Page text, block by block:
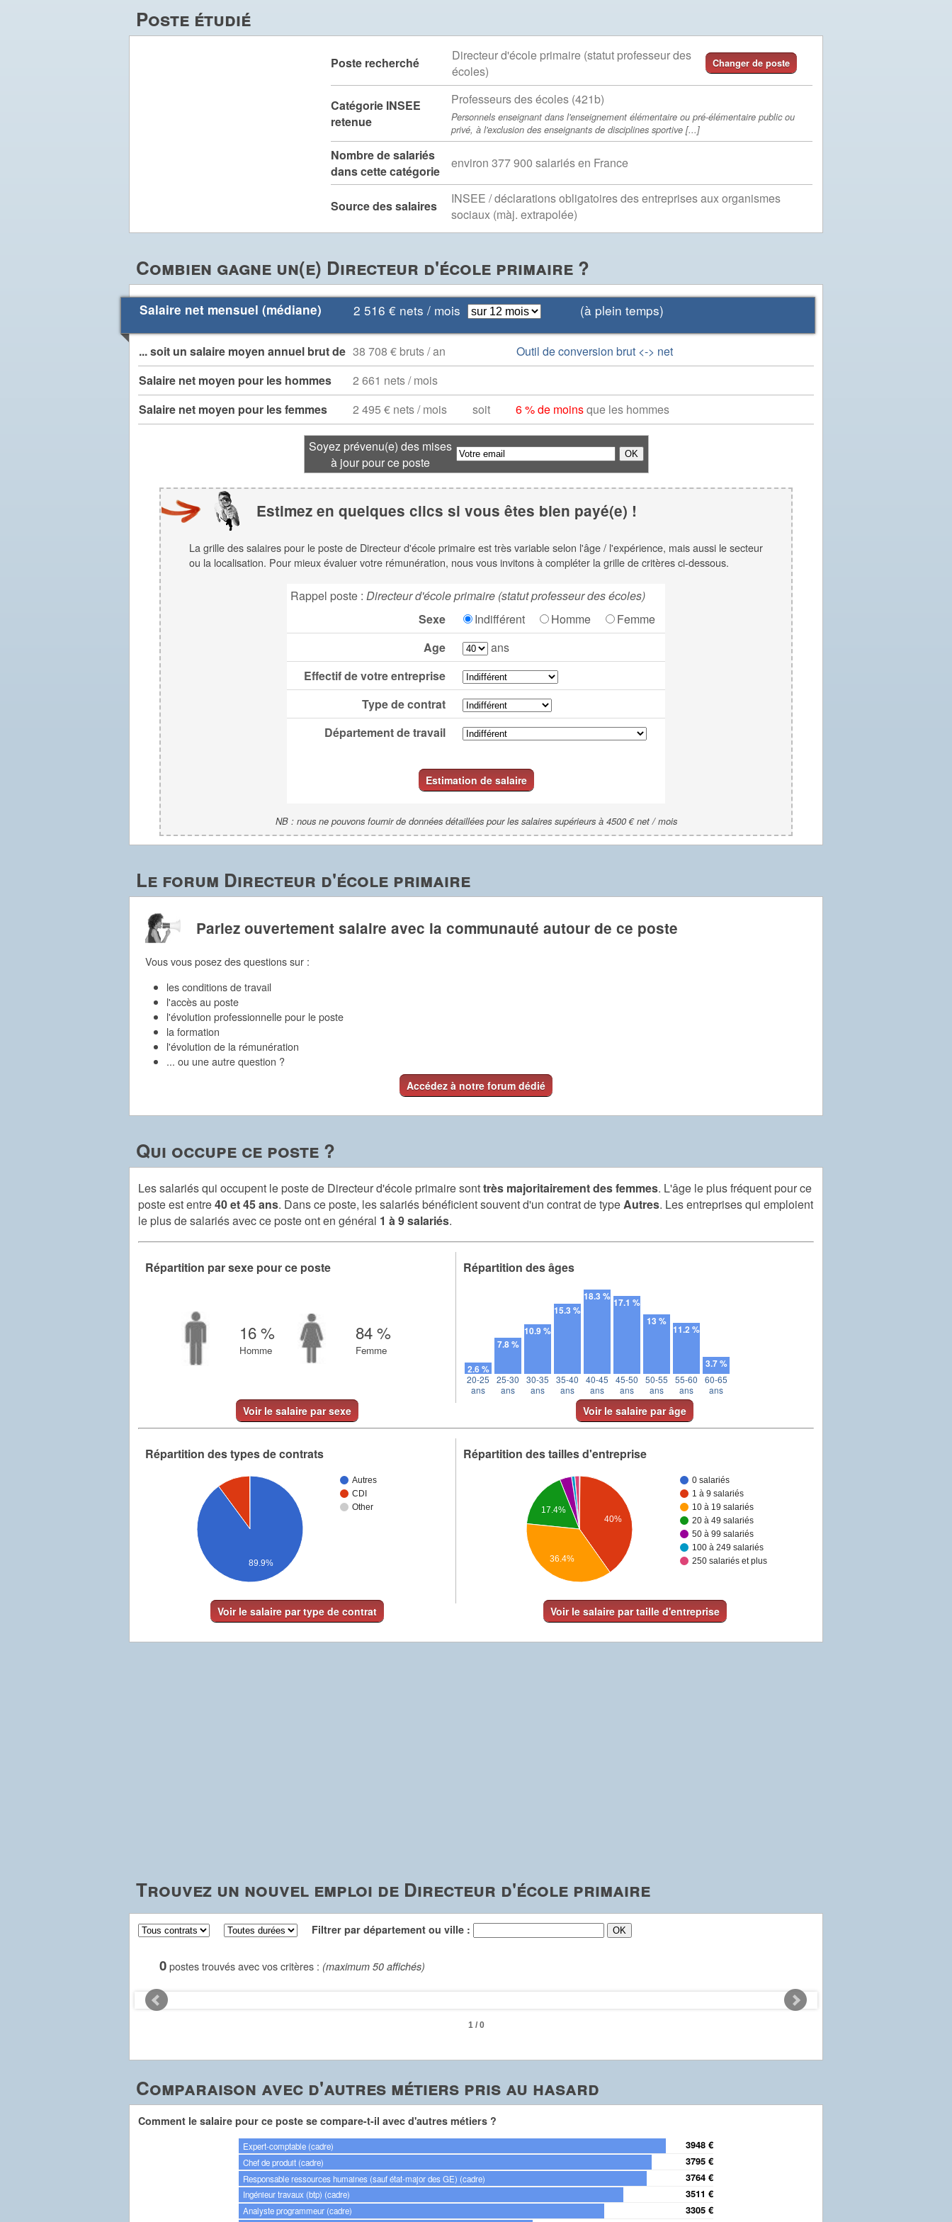
Poste étudié
Poste recherché
Directeur d'école primaire (statut professeur des
écoles)
Changer de poste
Catégorie INSEE
retenue
Professeurs des écoles (421b)
Personnels enseignant dans l'enseignement élémentaire ou pré-élémentaire public ou
privé, à l'exclusion des enseignants de disciplines sportive [...]
Nombre de salariés
dans cette catégorie
environ 377 900 salariés en France
Source des salaires
INSEE / déclarations obligatoires des entreprises aux organismes
sociaux (màj. extrapolée)
Combien gagne un(e) Directeur d'école primaire ?
Salaire net mensuel (médiane) 2 516 € nets / mois (à plein temps)
... soit un salaire moyen annuel brut de 38 708 € bruts / an
Outil de conversion brut <-> net
Salaire net moyen pour les hommes
2 661 nets / mois
Salaire net moyen pour les femmes
2 495 € nets / mois soit 6 % de moinsque les hommes
Soyez prévenu(e) des mises
à jour pour ce poste
Estimez en quelques clics si vous êtes bien payé(e) !
La grille des salaires pour le poste de Directeur d'école primaire est très variable selon l'âge / l'expérience, mais aussi le secteur
ou la localisation. Pour mieux évaluer votre rémunération, nous vous invitons à compléter la grille de critères ci-dessous.
Rappel poste : Directeur d'école primaire (statut professeur des écoles)
Sexe
Indifférent Homme
Femme
Age
ans
Effectif de votre entreprise
Type de contrat
Département de travail
Estimation de salaire
NB : nous ne pouvons fournir de données détaillées pour les salaires supérieurs à 4500 € net / mois
Le forum Directeur d'école primaire
Parlez ouvertement salaire avec la communauté autour de ce poste
Vous vous posez des questions sur :
les conditions de travail
l'accès au poste
l'évolution professionnelle pour le poste
la formation
l'évolution de la rémunération
... ou une autre question ?
Accédez à notre forum dédié
Qui occupe ce poste ?
Les salariés qui occupent le poste de Directeur d'école primaire sonttrès majoritairement des femmes. L'âge le plus fréquent pour ce
poste est entre40 et 45 ans. Dans ce poste, les salariés bénéficient souvent d'un contrat de typeAutres. Les entreprises qui emploient
le plus de salariés avec ce poste ont en général 1 à 9 salariés.
Répartition par sexe pour ce poste
16 %
Homme
84 %
Femme
Répartition des âges
20-25
ans
2.6 %
25-30
ans
7.8 %
30-35
ans
10.9 %
35-40
ans
15.3 %
40-45
ans
18.3 %
45-50
ans
17.1 %
50-55
ans
13 %
55-60
ans
11.2 %
60-65
ans
3.7 %
Voir le salaire par sexe Voir le salaire par âge
Répartition des types de contrats
Autres
CDI
Other
89.9%
Répartition des tailles d'entreprise
0 salariés
1 à 9 salariés
10 à 19 salariés
20 à 49 salariés
50 à 99 salariés
100 à 249 salariés
250 salariés et plus
40%
17.4%
36.4%
Voir le salaire par type de contrat Voir le salaire par taille d'entreprise
Trouvez un nouvel emploi de Directeur d'école primaire
Filtrer par département ou ville :
0postes trouvés avec vos critères : (maximum 50 affichés)
1 / 0
Comparaison avec d'autres métiers pris au hasard
Comment le salaire pour ce poste se compare-t-il avec d'autres métiers ?
Expert-comptable (cadre) 3948 €
Chef de produit (cadre) 3795 €
Responsable ressources humaines (sauf état-major des GE) (cadre) 3764 €
Ingénieur travaux (btp) (cadre) 3511 €
Analyste programmeur (cadre) 3305 €